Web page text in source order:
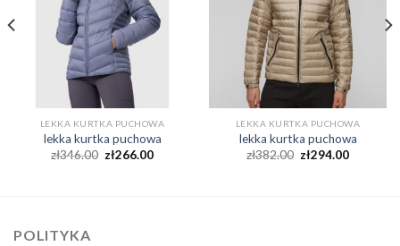
LEKKA KURTKA PUCHOWA
lekka kurtka puchowa
zł346.00 zł266.00
LEKKA KURTKA PUCHOWA
lekka kurtka puchowa
zł382.00 zł294.00
POLITYKA